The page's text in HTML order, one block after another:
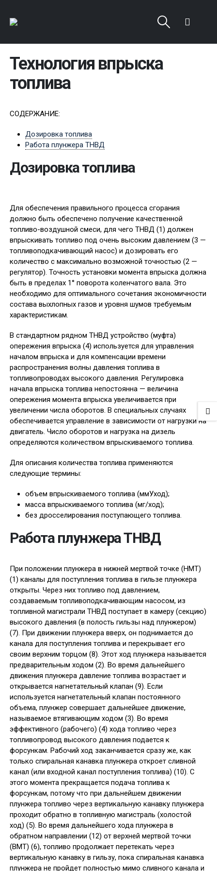
Технология впрыска
топлива
СОДЕРЖАНИЕ:
Дозировка топлива
Работа плунжера ТНВД
Дозировка топлива
Для обеспечения правильного процесса сгорания
должно быть обеспечено получение качественной
топливо-воздушной смеси, для чего ТНВД (1) должен
впрыскивать топливо под очень высоким давлением (3 —
топливоподкачивающий насос) и дозировать его
количество с максимально возможной точностью (2 —
регулятор). Точность установки момента впрыска должна
быть в пределах 1° поворота коленчатого вала. Это
необходимо для оптимального сочетания экономичности
состава выхлопных газов и уровня шумов требуемым
характеристикам.
В стандартном рядном ТНВД устройство (муфта)
опережения впрыска (4) используется для управления
началом впрыска и для компенсации времени
распространения волны давления топлива в
топливопроводах высокого давления. Регулировка
начала впрыска топлива непостоянна — величина
опережения момента впрыска увеличивается при
увеличении числа оборотов. В специальных случаях
обеспечивается управление в зависимости от нагрузки на
двигатель. Число оборотов и нагрузка на дизель
определяются количеством впрыскиваемого топлива.
Для описания количества топлива применяются
следующие термины:
объем впрыскиваемого топлива (ммУход);
масса впрыскиваемого топлива (мг/ход);
без дросселирования поступающего топлива.
Работа плунжера ТНВД
При положении плунжера в нижней мертвой точке (НМТ)
(1) каналы для поступления топлива в гильзе плунжера
открыты. Через них топливо под давлением,
создаваемым топливоподкачивающим насосом, из
топливной магистрали ТНВД поступает в камеру (секцию)
высокого давления (в полость гильзы над плунжером)
(7). При движении плунжера вверх, он поднимается до
канала для поступления топлива и перекрывает его
своим верхним торцом (8). Этот ход плунжера называется
предварительным ходом (2). Во время дальнейшего
движения плунжера давление топлива возрастает и
открывается нагнетательный клапан (9). Если
используется нагнетательный клапан постоянного
объема, плунжер совершает дальнейшее движение,
называемое втягивающим ходом (3). Во время
эффективного (рабочего) (4) хода топливо через
топливопровод высокого давления подается к
форсункам. Рабочий ход заканчивается сразу же, как
только спиральная канавка плунжера откроет сливной
канал (или входной канал поступления топлива) (10). С
этого момента прекращается подача топлива к
форсункам, потому что при дальнейшем движении
плунжера топливо через вертикальную канавку плунжера
проходит обратно в топливную магистраль (холостой
ход) (5). Во время дальнейшего хода плунжера в
обратном направлении (12) от верхней мертвой точки
(ВМТ) (6), топливо продолжает перетекать через
вертикальную канавку в гильзу, пока спиральная канавка
плунжера не пройдет полностью мимо сливного канала и